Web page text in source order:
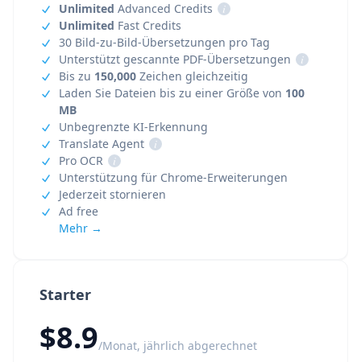
Starter
$8.9/Monat, jährlich abgerechnet
Unlimited Advanced Credits
i
Unlimited Fast Credits
30 Bild-zu-Bild-Übersetzungen pro Tag
Unterstützt gescannte PDF-Übersetzungen
i
Bis zu 150,000 Zeichen gleichzeitig
Laden Sie Dateien bis zu einer Größe von 100
MB
Unbegrenzte KI-Erkennung
Translate Agent
i
Pro OCR
i
Unterstützung für Chrome-Erweiterungen
Jederzeit stornieren
Ad free
Mehr →